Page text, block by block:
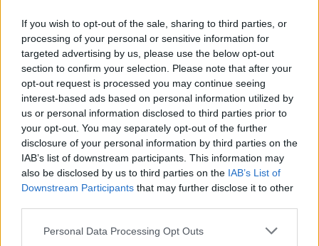
If you wish to opt-out of the sale, sharing to third parties, or
processing of your personal or sensitive information for
targeted advertising by us, please use the below opt-out
section to confirm your selection. Please note that after your
opt-out request is processed you may continue seeing
interest-based ads based on personal information utilized by
us or personal information disclosed to third parties prior to
your opt-out. You may separately opt-out of the further
disclosure of your personal information by third parties on the
IAB’s list of downstream participants. This information may
also be disclosed by us to third parties on the IAB’s List of
Downstream Participants that may further disclose it to other
Personal Data Processing Opt Outs
6 Αυγούστου, 2026
Νέα χρηματοδότηση 1,5 εκατ. ευρώ για διαπλάτυνση του
Αγιοβασιλιώτικου Παραλιακού Δρόμου
6 Αυγούστου, 2026
Τι δείχνει η ιατροδικαστική εξέταση για τα αίτια θανάτου του
90χρονου που εντοπίστηκε μέσα σε καταψύκτη
6 Αυγούστου, 2026
Το Αρκαλοχώρι γιόρτασε τον Προστάτη και Πολιούχο του